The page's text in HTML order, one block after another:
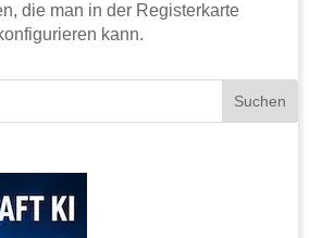
die man in der Registerkarte
kann.